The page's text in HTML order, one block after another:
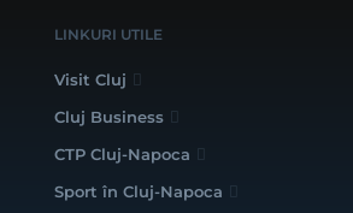
LINKURI UTILE
Visit Cluj
Cluj Business
CTP Cluj-Napoca
Sport în Cluj-Napoca